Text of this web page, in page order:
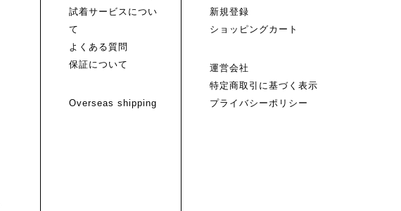
試着サービスについ
て
よくある質問
保証について
Overseas shipping
新規登録
ショッピングカート
運営会社
特定商取引に基づく表示
プライバシーポリシー